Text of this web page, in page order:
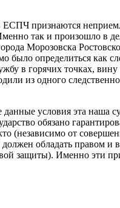
признаются
так и произошло в
Морозовска
было определиться как
в горячих точках,
из одного
условия эта наша
обязано
(независимо от
обладать правом и
защиты). Именно эти